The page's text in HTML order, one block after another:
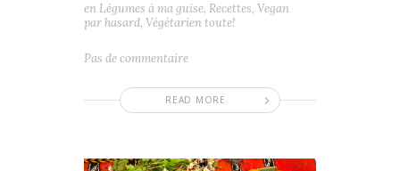
READ MORE
en Légumes à ma guise, Recettes, Vegan
par hasard, Végétarien toute!
Pas de commentaire